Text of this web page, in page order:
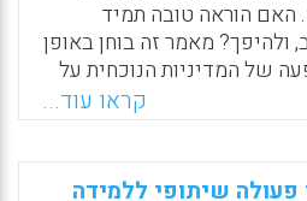
ולסכם את המידע
סלומון).
X
האם הוראה טובה תמיד
ולהיפך? מאמר זה בוחן באופן
של המדיניות הנוכחית על
ודן באופן שבו היא
ואת פיתוח
הקריירה של אדם מסוים (Fanny Chan Fong
קראו עוד...
שיתופי ללמידה